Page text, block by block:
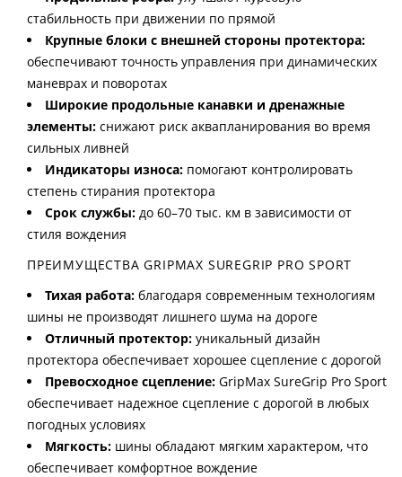
стабильность при движении по прямой
Крупные блоки с внешней стороны протектора:
обеспечивают точность управления при динамических
маневрах и поворотах
Широкие продольные канавки и дренажные
элементы: снижают риск аквапланирования во время
сильных ливней
Индикаторы износа: помогают контролировать
степень стирания протектора
Срок службы: до 60–70 тыс. км в зависимости от
стиля вождения
ПРЕИМУЩЕСТВА GRIPMAX SUREGRIP PRO SPORT
Тихая работа: благодаря современным технологиям
шины не производят лишнего шума на дороге
Отличный протектор: уникальный дизайн
протектора обеспечивает хорошее сцепление с дорогой
Превосходное сцепление: GripMax SureGrip Pro Sport
обеспечивает надежное сцепление с дорогой в любых
погодных условиях
Мягкость: шины обладают мягким характером, что
обеспечивает комфортное вождение